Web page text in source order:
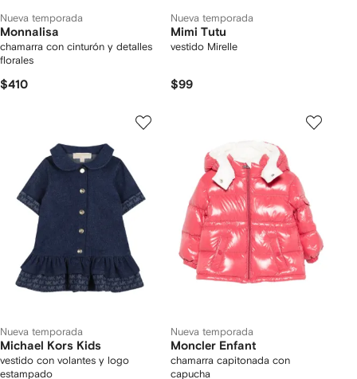
Nueva temporada
Monnalisa
chamarra con cinturón y detalles
florales
$410
Nueva temporada
Mimi Tutu
vestido Mirelle
$99
Nueva temporada
Michael Kors Kids
vestido con volantes y logo
estampado
Nueva temporada
Moncler Enfant
chamarra capitonada con
capucha